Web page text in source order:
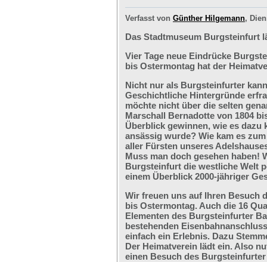
Verfasst von Günther Hilgemann,
Das Stadtmuseum Burgsteinfurt
Vier Tage neue Eindrücke
bis Ostermontag hat der
Nicht nur als Burgsteinfurter
Geschichtliche Hintergründe
möchte nicht über die selten
Marschall Bernadotte von 1804
Überblick gewinnen, wie es dazu
ansässig wurde? Wie kam es
aller Fürsten unseres
Muss man doch gesehen haben!
Burgsteinfurt die westliche Welt
einem Überblick 2000-jähriger
Wir freuen uns auf Ihren Besuch
bis Ostermontag. Auch die 16
Elementen des Burgsteinfurter
bestehenden
einfach ein Erlebnis. Dazu
Der Heimatverein lädt ein. Also
einen Besuch des